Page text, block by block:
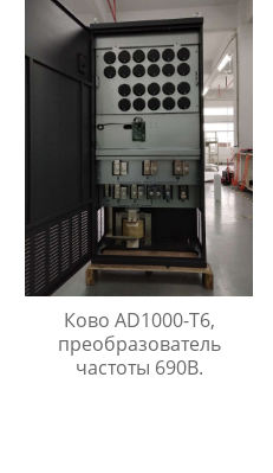
Ково AD1000-T6,
преобразователь
частоты 690В.